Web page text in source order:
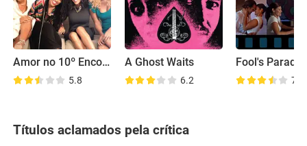
Amor no 10º Encontro
5.8
A Ghost Waits
6.2
Fool's
7.0
Títulos aclamados pela crítica